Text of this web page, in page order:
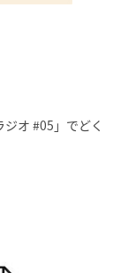
ジオ #05 」でどく